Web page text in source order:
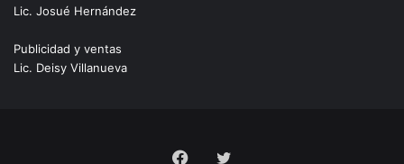
Lic. Josué Hernández
Publicidad y ventas
Lic. Deisy Villanueva
FacebookTwitter